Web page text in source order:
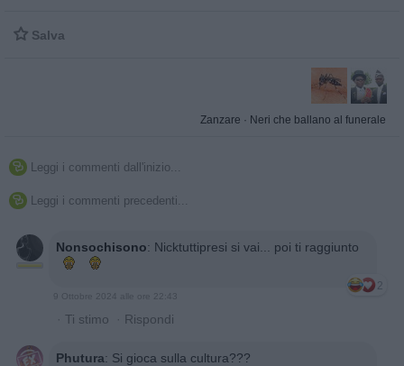
 Salva
Zanzare · Neri che ballano al funerale
 Leggi i commenti dall'inizio...
 Leggi i commenti precedenti...
Nonsochisono: Nicktuttipresi si vai... poi ti raggiunto
2
9 Ottobre 2024 alle ore 22:43
· Ti stimo · Rispondi
Phutura: Si gioca sulla cultura???